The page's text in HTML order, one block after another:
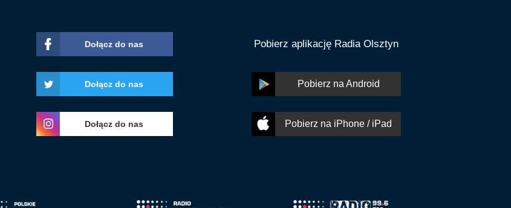
Dołącz do nas
Dołącz do nas
Dołącz do nas
Pobierz aplikację Radia Olsztyn
Pobierz na Android
Pobierz na iPhone / iPad